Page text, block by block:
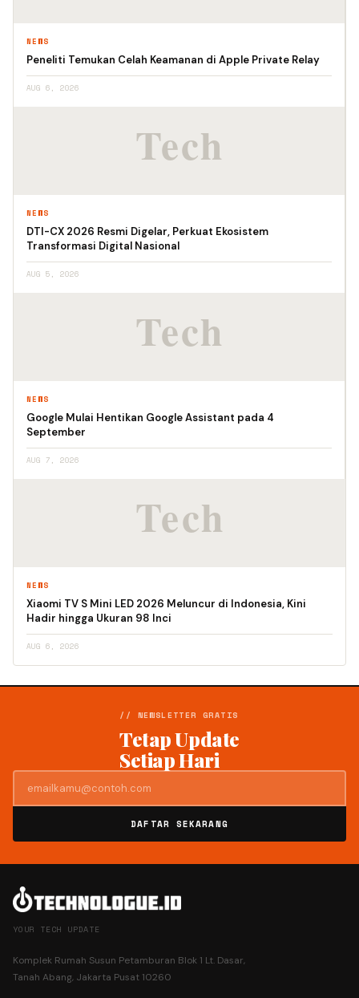
NEWS
Peneliti Temukan Celah Keamanan di Apple Private Relay
AUG 6, 2026
NEWS
DTI-CX 2026 Resmi Digelar, Perkuat Ekosistem
Transformasi Digital Nasional
AUG 5, 2026
NEWS
Google Mulai Hentikan Google Assistant pada 4
September
AUG 7, 2026
NEWS
Xiaomi TV S Mini LED 2026 Meluncur di Indonesia, Kini
Hadir hingga Ukuran 98 Inci
AUG 6, 2026
// NEWSLETTER GRATIS
Tetap Update
Setiap Hari
DAFTAR SEKARANG
YOUR TECH UPDATE
Komplek Rumah Susun Petamburan Blok 1 Lt. Dasar,
Tanah Abang, Jakarta Pusat 10260